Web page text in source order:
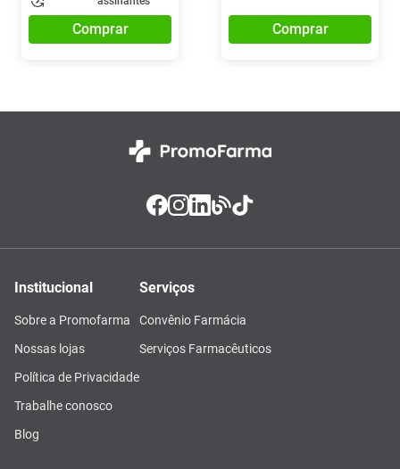
Comprar Comprar
Institucional
Sobre a Promofarma
Nossas lojas
Política de Privacidade
Trabalhe conosco
Blog
Serviços
Convênio Farmácia
Serviços Farmacêuticos